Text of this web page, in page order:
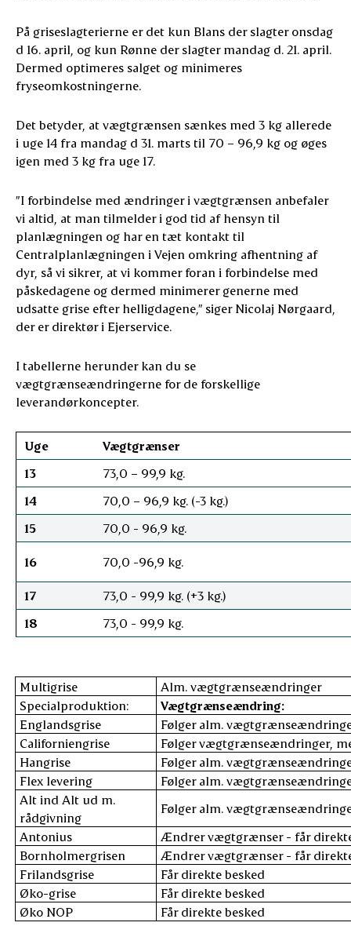
På griseslagterierne er det kun Blans der slagter onsdag
d 16. april, og kun Rønne der slagter mandag d. 21. april.
Dermed optimeres salget og minimeres
fryseomkostningerne.
Det betyder, at vægtgrænsen sænkes med 3 kg allerede
i uge 14 fra mandag d 31. marts til 70 – 96,9 kg og øges
igen med 3 kg fra uge 17.
”I forbindelse med ændringer i vægtgrænsen anbefaler
vi altid, at man tilmelder i god tid af hensyn til
planlægningen og har en tæt kontakt til
Centralplanlægningen i Vejen omkring afhentning af
dyr, så vi sikrer, at vi kommer foran i forbindelse med
påskedagene og dermed minimerer generne med
udsatte grise efter helligdagene,” siger Nicolaj Nørgaard,
der er direktør i Ejerservice.
I tabellerne herunder kan du se
vægtgrænseændringerne for de forskellige
leverandørkoncepter.
Uge
Vægtgrænser
13
73,0 – 99,9 kg.
14
70,0 – 96,9 kg. (-3 kg.)
15
70,0 - 96,9 kg.
16 70,0 -96,9 kg.
17
73,0 - 99,9 kg. (+3 kg.)
18
73,0 - 99,9 kg.
Multigrise
Alm. vægtgrænseændringer
Specialproduktion:
Vægtgrænseændring:
Englandsgrise
Følger alm.
Californiengrise
Følger vægtgrænseændringer,
Hangrise
Følger alm.
Flex levering
Følger alm.
Alt ind Alt ud m.
rådgivning
Følger alm.
Antonius
Ændrer vægtgrænser - får
Bornholmergrisen
Ændrer vægtgrænser - får
Frilandsgrise
Får direkte besked
Øko-grise
Får direkte besked
Øko NOP
Får direkte besked